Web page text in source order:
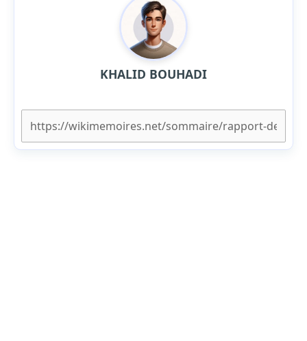
KHALID BOUHADI